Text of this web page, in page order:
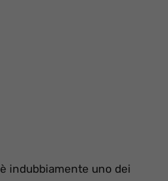
è indubbiamente uno dei